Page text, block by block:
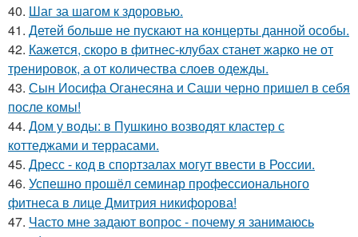
40. Шаг за шагом к здоровью.
41. Детей больше не пускают на концерты данной особы.
42. Кажется, скоро в фитнес-клубах станет жарко не от
тренировок, а от количества слоев одежды.
43. Сын Иосифа Оганесяна и Саши черно пришел в себя
после комы!
44. Дом у воды: в Пушкино возводят кластер с
коттеджами и террасами.
45. Дресс - код в спортзалах могут ввести в России.
46. Успешно прошёл семинар профессионального
фитнеса в лице Дмитрия никифорова!
47. Часто мне задают вопрос - почему я занимаюсь